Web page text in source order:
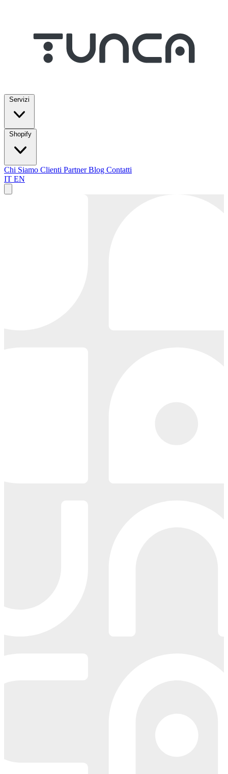
Servizi
Shopify
Chi Siamo Clienti PartnerBlog Contatti
IT EN